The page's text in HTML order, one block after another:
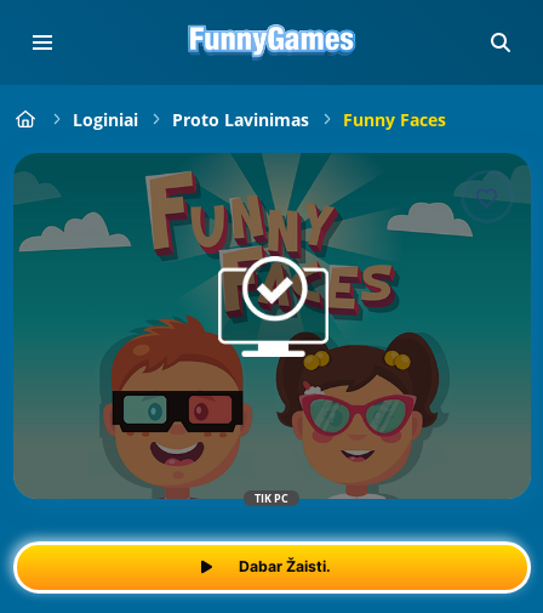
Loginiai Proto Lavinimas Funny Faces
TIK PC
Dabar Žaisti.